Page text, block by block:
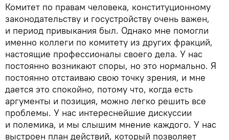
Комитет по правам человека, конституционному
законодательству и госустройству очень важен,
и период привыкания был. Однако мне помогли
именно коллеги по комитету из других фракций,
настоящие профессионалы своего дела. У нас
постоянно возникают споры, но это нормально. Я
постоянно отстаиваю свою точку зрения, и мне
дается это спокойно, потому что, когда есть
аргументы и позиция, можно легко решить все
проблемы. У нас интереснейшие дискуссии
и полемика, и мы слышим мнение каждого. У нас
выстроен план действий, который позволяет